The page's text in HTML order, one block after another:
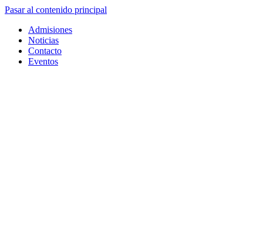
Pasar al contenido principal
Admisiones
Noticias
Contacto
Eventos